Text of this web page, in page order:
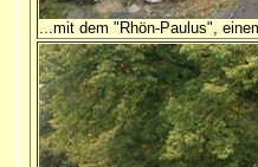
...mit dem "Rhön-Paulus",